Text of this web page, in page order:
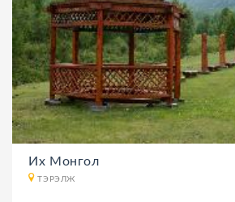
Их Монгол
ТЭРЭЛЖ